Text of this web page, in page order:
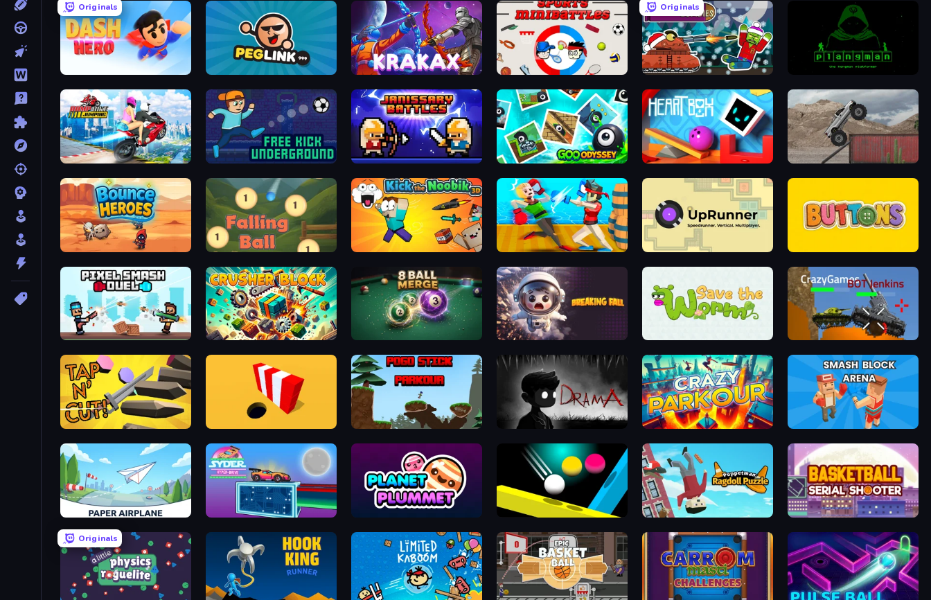
Originals
Peglinko Krakax Sports Minibattles
Originals
Tanks vs Zombies: Tank Battle Plangman
Ramp Bike Jumping Free Kick Underground Janissary Battles Goo Odyssey Heart Box Hard Wheels
Bounce Heroes Falling Ball Kick the Noobik 3D Funny Ragdoll Wrestlers UpRunner
Pixel Smash Duel Crusher Block 8 Ball Merge Breaking Fall: Epic Bone Blast Plated Glory
Tap 'n Cut Pogo Stick Parkour: Rage Game DRAMA Crazy Parkour Smash Block Arena
Paper Airplane Syder Hyper Drive Puzzle Balls Puppetman: Ragdoll Puzzle Basketball Serial Shooter
Originals